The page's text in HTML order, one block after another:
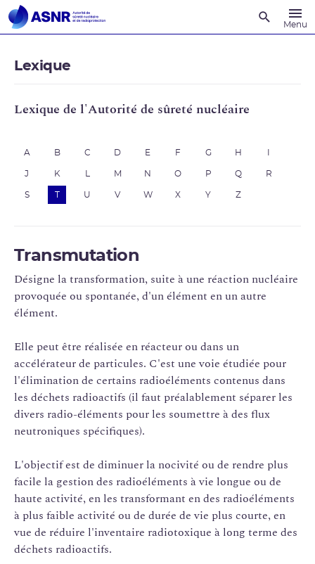
Menu
Lexique
Lexique de l'Autorité de sûreté nucléaire
A B C D E F G H
J K M N O P Q R
S U V W X Y Z
Transmutation
Désigne la transformation, suite à une réaction nucléaire
provoquée ou spontanée, d'un élément en un autre
élément.
Elle peut être réalisée en réacteur ou dans un
accélérateur de particules. C'est une voie étudiée pour
l'élimination de certains radioéléments contenus dans
les déchets radioactifs (il faut préalablement séparer les
divers radio-éléments pour les soumettre à des flux
neutroniques spécifiques).
L'objectif est de diminuer la nocivité ou de rendre plus
facile la gestion des radioéléments à vie longue ou de
haute activité, en les transformant en des radioéléments
à plus faible activité ou de durée de vie plus courte, en
vue de réduire l'inventaire radiotoxique à long terme des
déchets radioactifs.